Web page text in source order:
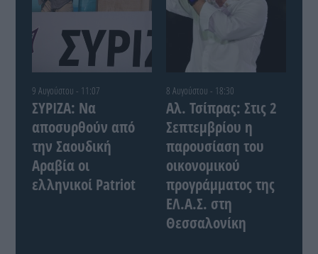
9 Αυγούστου - 11:07
ΣΥΡΙΖΑ: Να
αποσυρθούν από
την Σαουδική
Αραβία οι
ελληνικοί Patriot
8 Αυγούστου - 18:30
Αλ. Τσίπρας: Στις 2
Σεπτεμβρίου η
παρουσίαση του
οικονομικού
προγράμματος της
ΕΛ.Α.Σ. στη
Θεσσαλονίκη